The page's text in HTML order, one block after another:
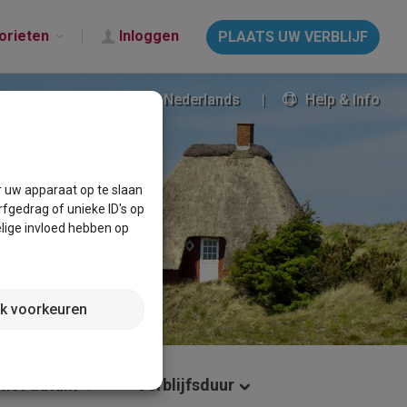
Inloggen PLAATS UW VERBLIJF
Nederlands Help & Info
Verblijfsduur
apparaat op te slaan
of unieke ID's op
invloed hebben op
voorkeuren